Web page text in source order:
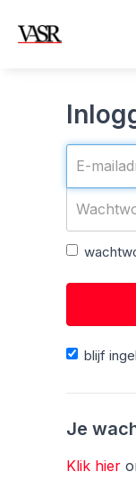
blijf
Je
Klik hier